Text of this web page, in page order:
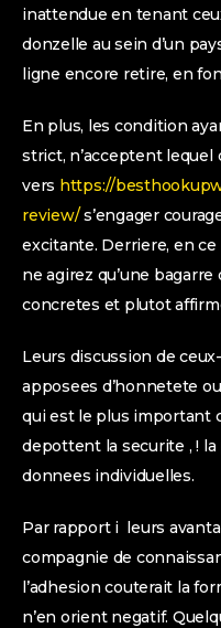
inattendue en tenant
donzelle au sein d’un
ligne encore retire, en
En plus, les condition
strict, n’acceptent
vers https://
review/s’engager
excitante. Derriere, en
ne agirez qu’une
concretes et plutot
Leurs discussion de
apposees d’honnetete
qui est le plus important
depottent la securite , !
donnees individuelles.
Par rapport i leurs
compagnie de
l’adhesion couterait la
n’en orient negatif.